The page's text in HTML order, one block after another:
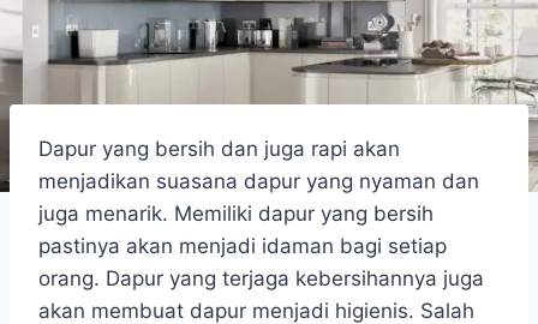
Dapur yang bersih dan juga rapi akan
menjadikan suasana dapur yang nyaman dan
juga menarik. Memiliki dapur yang bersih
pastinya akan menjadi idaman bagi setiap
orang. Dapur yang terjaga kebersihannya juga
akan membuat dapur menjadi higienis. Salah